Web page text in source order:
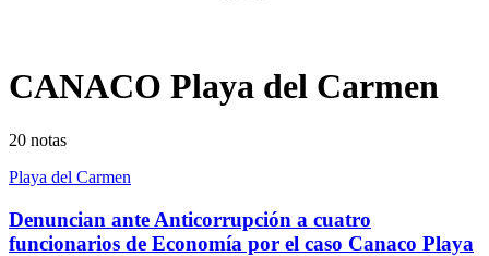
CANACO Playa del Carmen
20 notas
Playa del Carmen
Denuncian ante Anticorrupción a cuatro
funcionarios de Economía por el caso Canaco Playa